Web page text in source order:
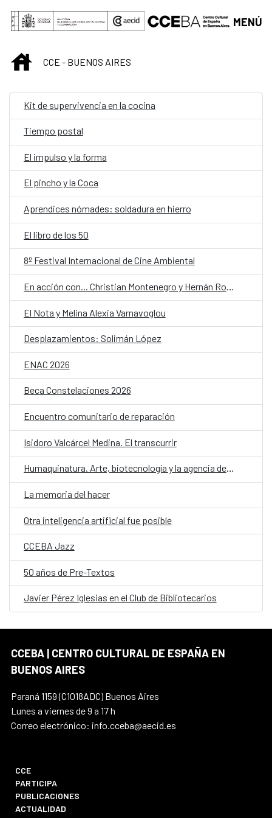
Saltar al contenido principal
MENÚ
INICIOCCE - BUENOS AIRES
Kit de supervivencia en la cocina
Tiempo postal
El impulso y la forma
El pincho y la Coca
Aprendices nómades: soldadura en hierro
El libro de los 50
8º Festival Internacional de Cine Ambiental
En acción con... Christian Montenegro y Hernán Ronsino
El Nota y Melina Alexia Varnavoglou
Desplazamientos: Solimán López
ENAC 2026
Beca Constelaciones 2026
Encuentro comunitario de reparación
Isidoro Valcárcel Medina. El transcurrir
Humaquinatura. Arte, biotecnología y la agencia de nuestro entorno
La memoria del hacer
Otra inteligencia artificial fue posible
CCEBA Jazz
50 años de Pre-Textos
Javier Pérez Iglesias en el Club de Bibliotecarios
CCEBA | CENTRO CULTURAL DE ESPAÑA EN
BUENOS AIRES
Paraná 1159 (C1018ADC) Buenos Aires
Lunes a viernes de 9 a 17 h
Correo electrónico: info.cceba@aecid.es
CCE
PARTICIPA
PUBLICACIONES
ACTUALIDAD